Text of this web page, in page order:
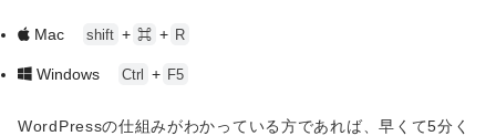
  <?php comment_form(); ?>
Mac shift + ⌘ + R
Windows Ctrl + F5
WordPressの仕組みがわかっている方であれば、早くて5分く